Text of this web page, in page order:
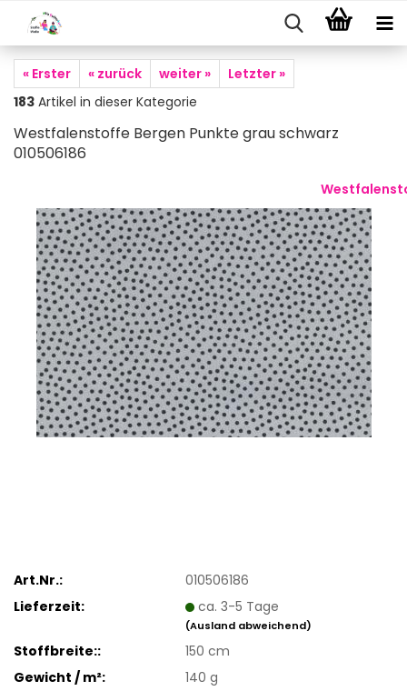
« Erster « zurück weiter »
Letzter »
183 Artikel in dieser Kategorie
Westfalenstoffe Bergen Punkte grau schwarz
010506186
Art.Nr.:
010506186
Lieferzeit:
ca. 3-5 Tage
(Ausland abweichend)
Stoffbreite::
150 cm
Gewicht / m²:
140 g